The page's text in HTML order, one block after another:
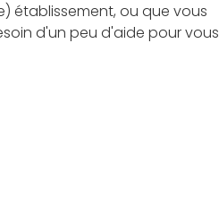
établissement, ou que vous
d'un peu d'aide pour vous